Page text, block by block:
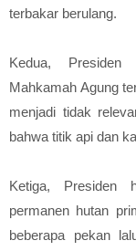
terbakar berulang.
Kedua, Presiden
Mahkamah Agung
menjadi tidak
bahwa titik api dan
Ketiga, Presiden
permanen hutan
beberapa pekan